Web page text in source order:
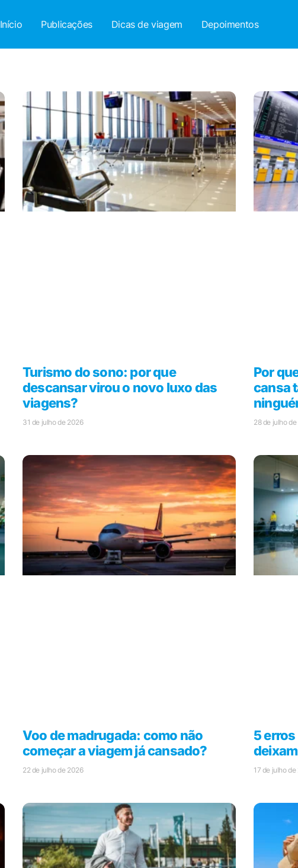
Início Publicações Dicas de viagem Depoimentos
Turismo do sono: por que
descansar virou o novo luxo das
viagens?
31 de julho de 2026
Por
cansa
28 de julho
Voo de madrugada: como não
começar a viagem já cansado?
22 de julho de 2026
5
17 de julho